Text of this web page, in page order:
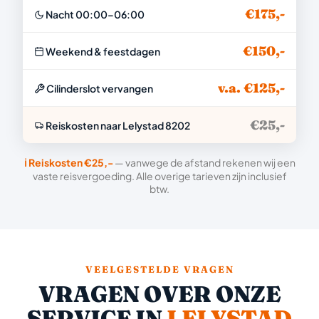
Nacht 00:00–06:00 €175,-
Weekend & feestdagen €150,-
Cilinderslot vervangen v.a. €125,-
Reiskosten naar Lelystad 8202 €25,-
ℹ️ Reiskosten €25,-— vanwege de afstand rekenen wij een
vaste reisvergoeding. Alle overige tarieven zijn inclusief
btw.
VEELGESTELDE VRAGEN
VRAGEN OVER ONZE